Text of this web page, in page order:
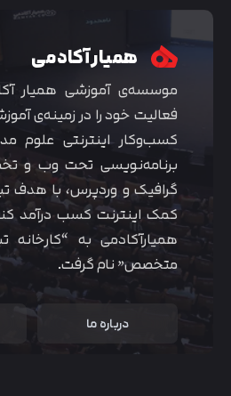
همیار آکادمی
فعالیت خود را در زمینه‌ی
کسب‌و‌کار اینترنتی علوم
برنامه‌نویسی تحت وب و
گرافیک و وردپرس، با هدف
کمک اینترنت کسب درآمد
همیارآکادمی به “کارخانه
متخصص” نام گرفت.
درباره ما
متوجه شدم